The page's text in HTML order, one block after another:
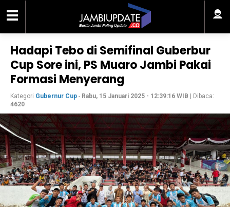
Hadapi Tebo di Semifinal Guberbur
Cup Sore ini, PS Muaro Jambi Pakai
Formasi Menyerang
Kategori Gubernur Cup - Rabu, 15 Januari 2025 - 12:39:16 WIB | Dibaca:
4620